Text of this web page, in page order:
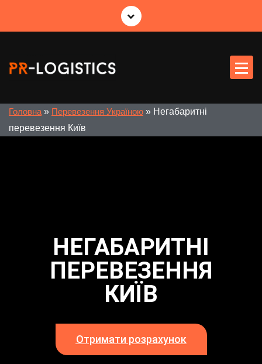
Головна » Перевезення Україною » Негабаритні
перевезення Київ
НЕГАБАРИТНІ
ПЕРЕВЕЗЕННЯ
КИЇВ
Отримати розрахунок